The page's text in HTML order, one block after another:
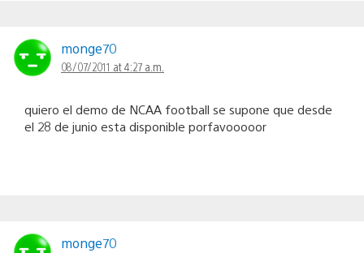
monge70
08/07/2011 at 4:27 a.m.
quiero el demo de NCAA football se supone que desde
el 28 de junio esta disponible porfavooooor
monge70